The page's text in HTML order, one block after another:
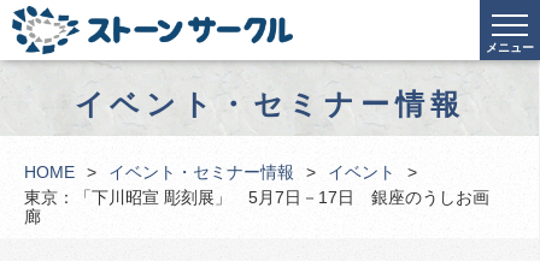
メニュー
イベント・セミナー情報
HOME イベント・セミナー情報
イベント
東京：「下川昭宣 彫刻展」 5月7日－17日 銀座のうしお画
廊